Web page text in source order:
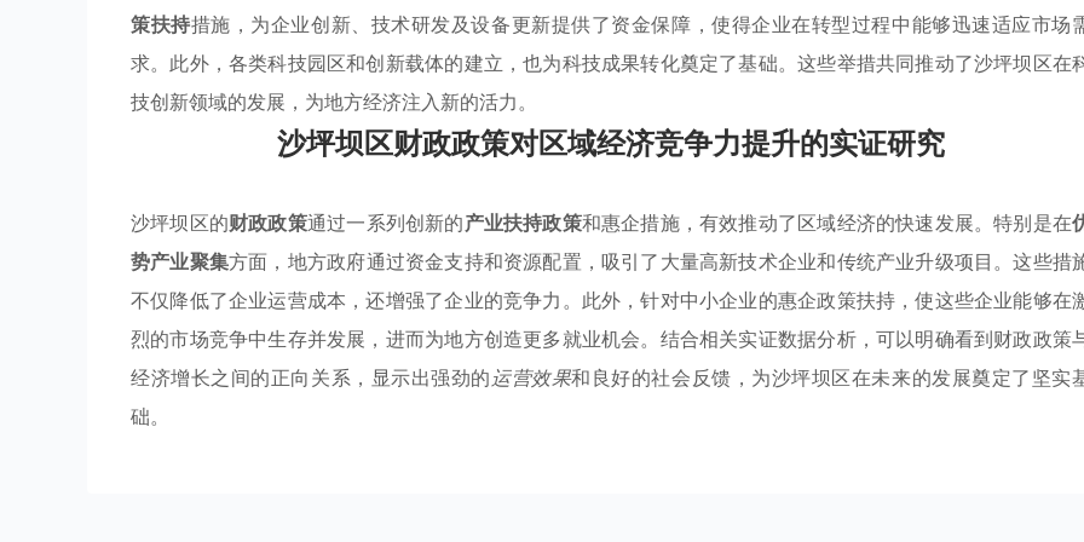
策扶持措施，为企业创新、技术研发及设备更新提供了资金保障，使得企业在转型过程中能够迅速适应市场
求。此外，各类科技园区和创新载体的建立，也为科技成果转化奠定了基础。这些举措共同推动了沙坪坝区在
技创新领域的发展，为地方经济注入新的活力。
沙坪坝区财政政策对区域经济竞争力提升的实证研究
沙坪坝区的财政政策通过一系列创新的产业扶持政策和惠企措施，有效推动了区域经济的快速发展。特别是在
势产业聚集方面，地方政府通过资金支持和资源配置，吸引了大量高新技术企业和传统产业升级项目。这些措
不仅降低了企业运营成本，还增强了企业的竞争力。此外，针对中小企业的惠企政策扶持，使这些企业能够在
烈的市场竞争中生存并发展，进而为地方创造更多就业机会。结合相关实证数据分析，可以明确看到财政政策
经济增长之间的正向关系，显示出强劲的运营效果和良好的社会反馈，为沙坪坝区在未来的发展奠定了坚实
础。